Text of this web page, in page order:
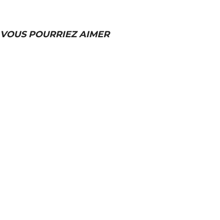
VOUS POURRIEZ AIMER